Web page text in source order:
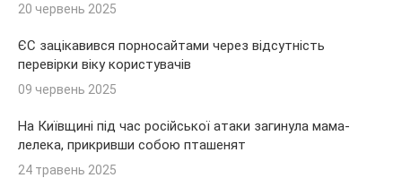
20 червень 2025
ЄС зацікавився порносайтами через відсутність
перевірки віку користувачів
09 червень 2025
На Київщині під час російської атаки загинула мама-
лелека, прикривши собою пташенят
24 травень 2025